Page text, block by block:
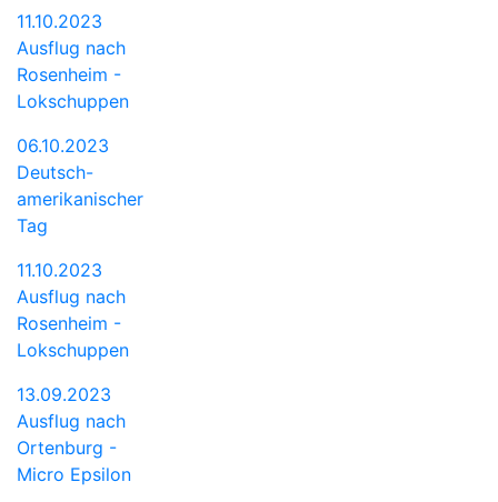
11.10.2023
Ausflug nach
Rosenheim -
Lokschuppen
06.10.2023
Deutsch-
amerikanischer
Tag
11.10.2023
Ausflug nach
Rosenheim -
Lokschuppen
13.09.2023
Ausflug nach
Ortenburg -
Micro Epsilon